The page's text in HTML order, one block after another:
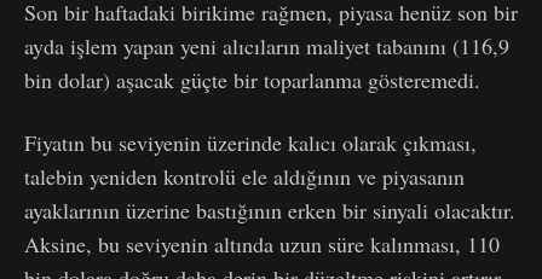
Son bir haftadaki birikime rağmen, piyasa henüz son bir
ayda işlem yapan yeni alıcıların maliyet tabanını (116,9
bin dolar) aşacak güçte bir toparlanma gösteremedi.
Fiyatın bu seviyenin üzerinde kalıcı olarak çıkması,
talebin yeniden kontrolü ele aldığının ve piyasanın
ayaklarının üzerine bastığının erken bir sinyali olacaktır.
Aksine, bu seviyenin altında uzun süre kalınması, 110